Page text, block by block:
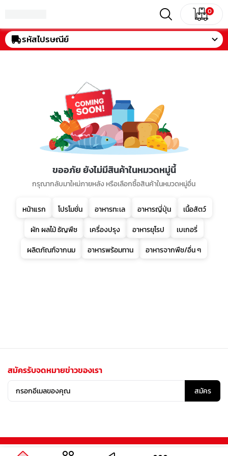
0
รหัสไปรษณีย์
ขออภัย ยังไม่มีสินค้าในหมวดหมู่นี้
กรุณากลับมาใหม่ภายหลัง หรือเลือกซื้อสินค้าในหมวดหมู่อื่น
หน้าแรก โปรโมชั่น อาหารทะเล อาหารญี่ปุ่น
เนื้อสัตว์
ผัก ผลไม้ ธัญพืช
เครื่องปรุง อาหารยุโรป
เบเกอรี่
ผลิตภัณฑ์จากนม
อาหารพร้อมทาน อาหารจากพืช/อื่น ๆ
สมัครรับจดหมายข่าวของเรา
สมัคร